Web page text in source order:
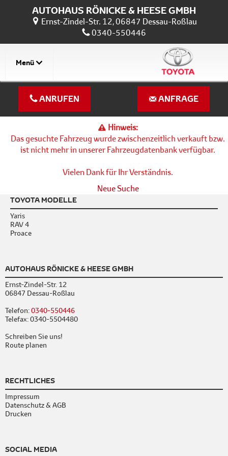
AUTOHAUS RÖNICKE & HEESE GMBH
Ernst-Zindel-Str. 12, 06847 Dessau-Roßlau
0340-550446
Menü
ANRUFEN ANFRAGE
Hinweis:
Das gesuchte Fahrzeug wurde zwischenzeitlich verkauft bzw.
ist nicht mehr in unserer Fahrzeugdatenbank verfügbar.
Vielen Dank für Ihr Verständnis.
Neue Suche
TOYOTA MODELLE
Yaris
RAV 4
Proace
AUTOHAUS RÖNICKE & HEESE GMBH
Ernst-Zindel-Str. 12
06847 Dessau-Roßlau
Telefon:0340-550446
Telefax: 0340-5504480
Schreiben Sie uns!
Route planen
RECHTLICHES
Impressum
Datenschutz & AGB
Drucken
SOCIAL MEDIA